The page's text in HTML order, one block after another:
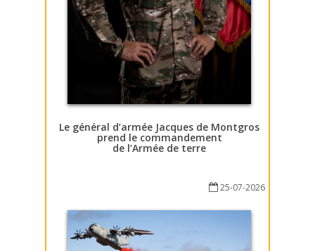
Le général d’armée Jacques de Montgros
prend le commandement
de l’Armée de terre
25-07-2026